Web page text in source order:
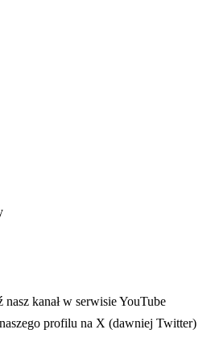
nowej karcie
się w nowej karcie
nasz kanał w serwisie YouTube
karcie profilu na X (dawniej Twitter)